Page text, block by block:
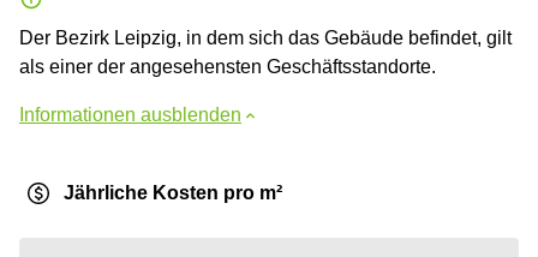
Der Bezirk Leipzig, in dem sich das Gebäude befindet, gilt
als einer der angesehensten Geschäftsstandorte.
Informationen ausblenden
Jährliche Kosten pro m²